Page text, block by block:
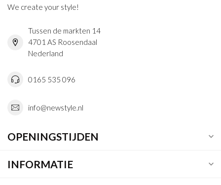
We create your style!
Tussen de markten 14
4701 AS Roosendaal
Nederland
0165 535 096
info@newstyle.nl
OPENINGSTIJDEN
INFORMATIE